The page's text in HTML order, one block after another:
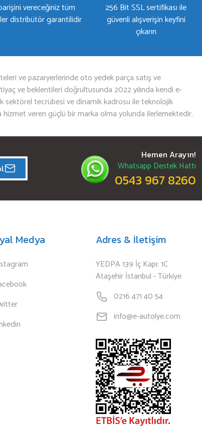
vereceğiniz tüm
distribütör garantilidir
256 Bit SSL sertifikası ile
güvenli alışverişin keyfini
çıkarın
ve pazaryerlerinde oto yedek parça satış ve
ve beklentileri doğrultusunda 2022 yılında kendi e-
sektörel tecrübesi ve dinamik kadrosu ile teknolojik
veren güçlü bir marka olma yolunda ilerlemektedir.
Hemen Arayın!
Whatsapp Destek Hattı
0543 967 8260
Medya Adres & İletişim
YEDPA 139 İç Kapı: 1C
Ataşehir İstanbul - Türkiye
0216 471 40 54
info@e-autolye.com